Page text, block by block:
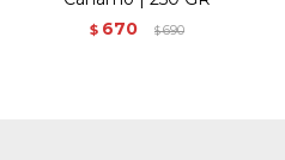
$ 670 $690